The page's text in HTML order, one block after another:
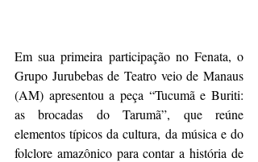
Em sua primeira participação no Fenata, o
Grupo Jurubebas de Teatro veio de Manaus
(AM) apresentou a peça “Tucumã e Buriti:
as brocadas do Tarumã”, que reúne
elementos típicos da cultura, da música e do
folclore amazônico para contar a história de